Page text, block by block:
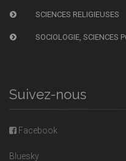
SCIENCES RELIGIEUSES
SOCIOLOGIE, SCIENCES
Suivez-nous
Facebook
Bluesky